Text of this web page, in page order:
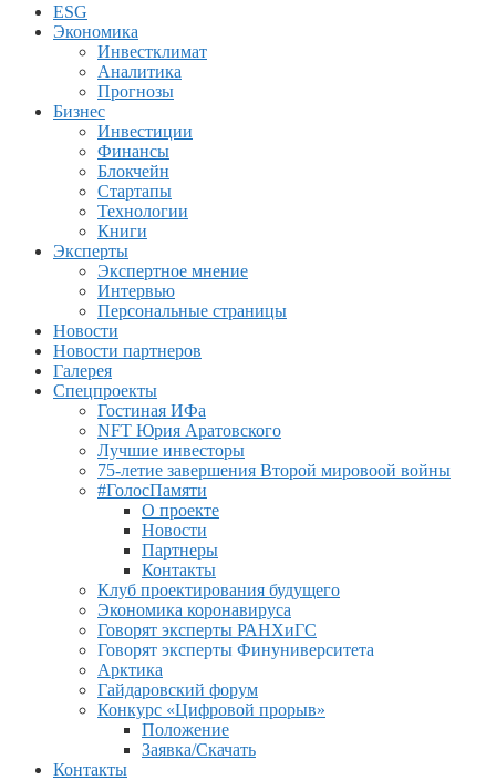
ESG
Экономика
Инвестклимат
Аналитика
Прогнозы
Бизнес
Инвестиции
Финансы
Блокчейн
Стартапы
Технологии
Книги
Эксперты
Экспертное мнение
Интервью
Персональные страницы
Новости
Новости партнеров
Галерея
Спецпроекты
Гостиная ИФа
NFT Юрия Аратовского
Лучшие инвесторы
75-летие завершения Второй мировоой войны
#ГолосПамяти
О проекте
Новости
Партнеры
Контакты
Клуб проектирования будущего
Экономика коронавируса
Говорят эксперты РАНХиГС
Говорят эксперты Финуниверситета
Арктика
Гайдаровский форум
Конкурс «Цифровой прорыв»
Положение
Заявка/Скачать
Контакты